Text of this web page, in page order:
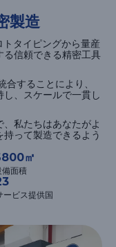
製造
タイピングから量産
る信頼できる精密工具
することにより、
、スケールで一貫し
私たちはあなたがよ
って製造できるよう
㎡
備面積
ービス提供国